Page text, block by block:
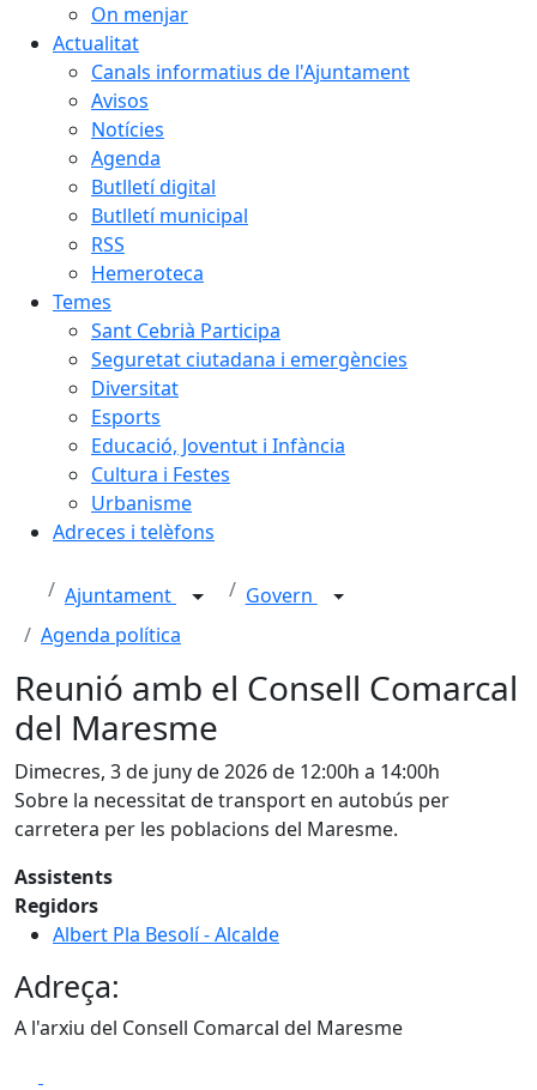
On menjar
Actualitat
Canals informatius de l'Ajuntament
Avisos
Notícies
Agenda
Butlletí digital
Butlletí municipal
RSS
Hemeroteca
Temes
Sant Cebrià Participa
Seguretat ciutadana i emergències
Diversitat
Esports
Educació, Joventut i Infància
Cultura i Festes
Urbanisme
Adreces i telèfons
Ajuntament
Govern
Agenda política
Reunió amb el Consell Comarcal
del Maresme
Dimecres, 3 de juny de 2026 de 12:00h a 14:00h
Sobre la necessitat de transport en autobús per
carretera per les poblacions del Maresme.
Assistents
Regidors
Albert Pla Besolí - Alcalde
Adreça:
A l'arxiu del Consell Comarcal del Maresme